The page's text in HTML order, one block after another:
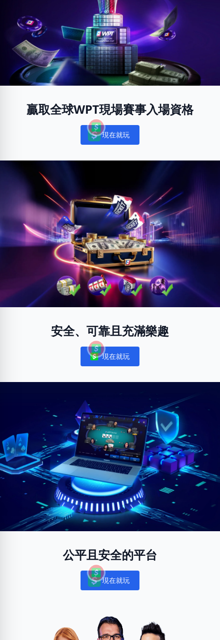
贏取全球WPT現場賽事入場資格
Notifications
現在就玩
安全、可靠且充滿樂趣
Notifications
現在就玩
公平且安全的平台
Notifications
現在就玩